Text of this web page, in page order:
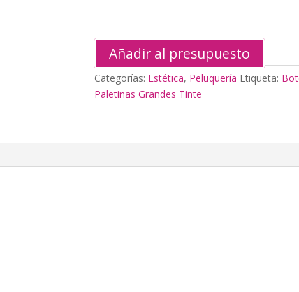
Añadir al presupuesto
Categorías: Estética, Peluquería Etiqueta:
Paletinas Grandes Tinte